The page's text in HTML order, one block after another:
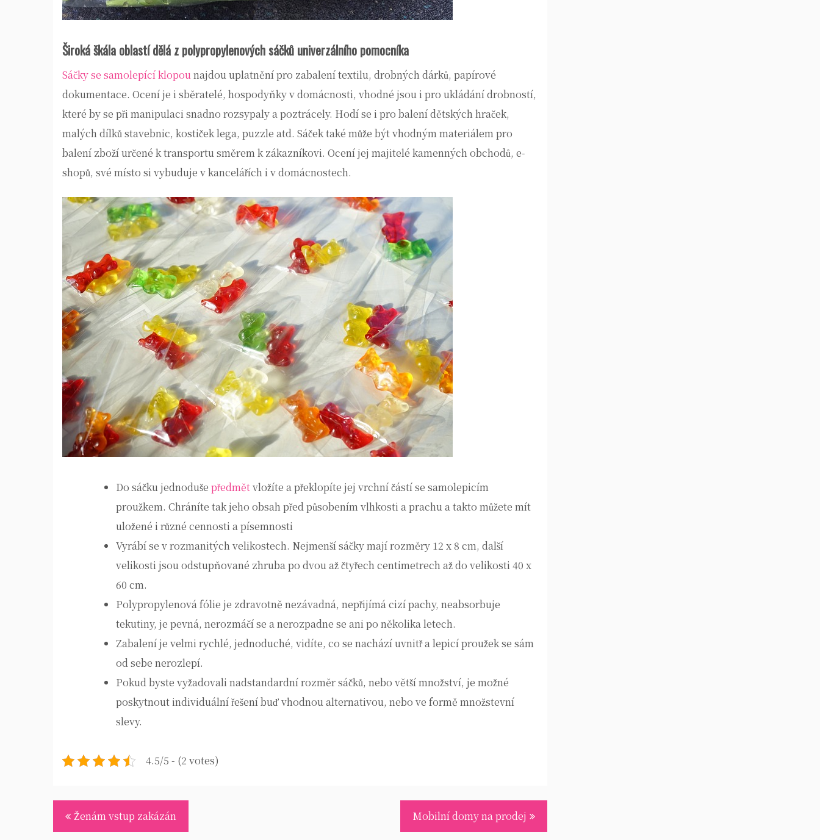
Široká škála oblastí dělá z polypropylenových sáčků univerzálního pomocníka
Sáčky se samolepící klopounajdou uplatnění pro zabalení textilu, drobných dárků, papírové
dokumentace. Ocení je i sběratelé, hospodyňky v domácnosti, vhodné jsou i pro ukládání drobností,
které by se při manipulaci snadno rozsypaly a poztrácely. Hodí se i pro balení dětských hraček,
malých dílků stavebnic, kostiček lega, puzzle atd. Sáček také může být vhodným materiálem pro
balení zboží určené k transportu směrem k zákazníkovi. Ocení jej majitelé kamenných obchodů, e-
shopů, své místo si vybuduje v kancelářích i v domácnostech.
Do sáčku jednoduše předmětvložíte a překlopíte jej vrchní částí se samolepicím
proužkem. Chráníte tak jeho obsah před působením vlhkosti a prachu a takto můžete mít
uložené i různé cennosti a písemnosti
Vyrábí se v rozmanitých velikostech. Nejmenší sáčky mají rozměry 12 x 8 cm, další
velikosti jsou odstupňované zhruba po dvou až čtyřech centimetrech až do velikosti 40 x
60 cm.
Polypropylenová fólie je zdravotně nezávadná, nepřijímá cizí pachy, neabsorbuje
tekutiny, je pevná, nerozmáčí se a nerozpadne se ani po několika letech.
Zabalení je velmi rychlé, jednoduché, vidíte, co se nachází uvnitř a lepicí proužek se sám
od sebe nerozlepí.
Pokud byste vyžadovali nadstandardní rozměr sáčků, nebo větší množství, je možné
poskytnout individuální řešení buď vhodnou alternativou, nebo ve formě množstevní
slevy.
4.5/5 - (2 votes)
Navigace
pro
Ženám vstup zakázán Mobilní domy na prodej